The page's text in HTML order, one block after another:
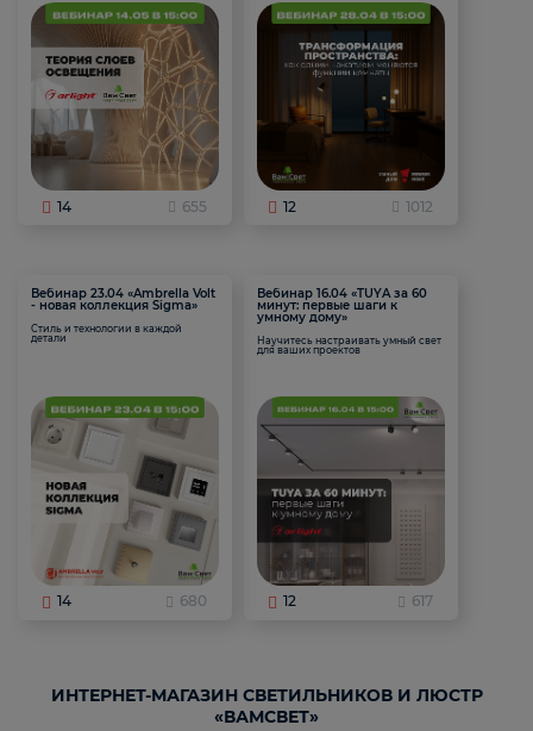
14 655 12 1012
Вебинар 23.04 «Ambrella Volt
- новая коллекция Sigma»
Стиль и технологии в каждой
детали
14 680
Вебинар 16.04 «TUYA за 60
минут: первые шаги к
умному дому»
Научитесь настраивать умный свет
для ваших проектов
12 617
ИНТЕРНЕТ-МАГАЗИН СВЕТИЛЬНИКОВ И ЛЮСТР
«ВАМСВЕТ»